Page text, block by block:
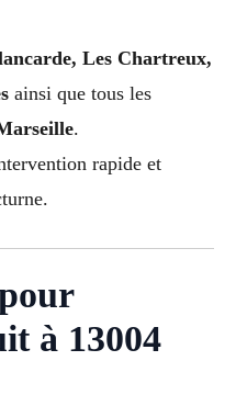
Les Chartreux,
ainsi que tous les
.
rapide et
à 13004